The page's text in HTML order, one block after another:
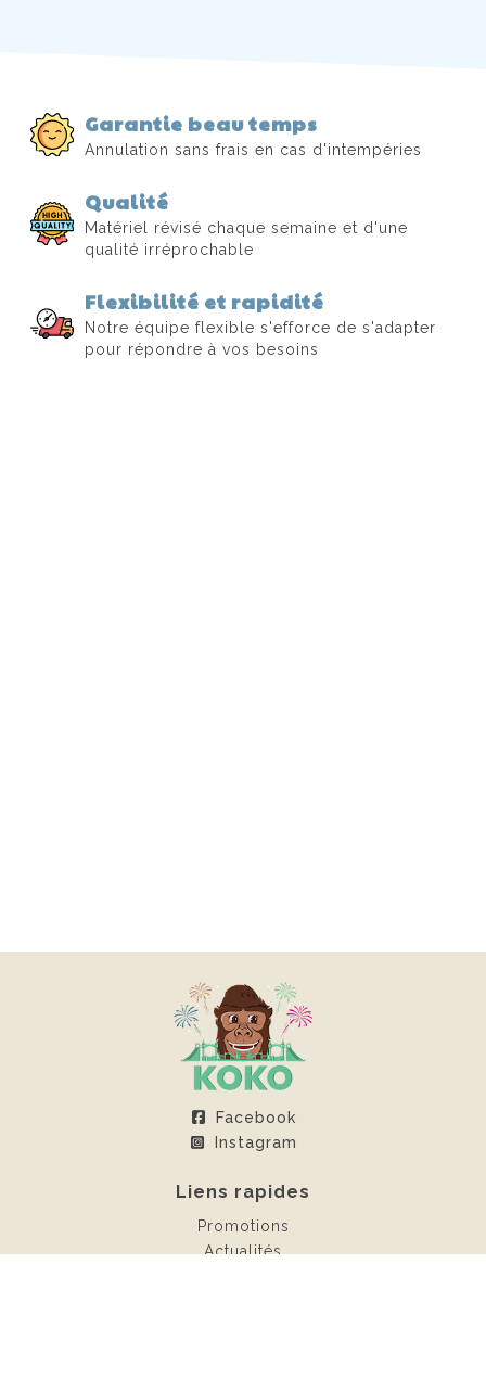
Garantie beau temps
Annulation sans frais en cas d'intempéries
Qualité
Matériel révisé chaque semaine et d'une
qualité irréprochable
Flexibilité et rapidité
Notre équipe flexible s'efforce de s'adapter
pour répondre à vos besoins
Facebook
Instagram
Liens rapides
Promotions
Actualités